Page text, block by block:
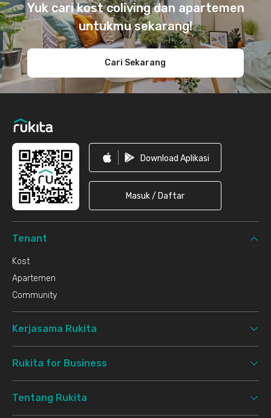
Yuk cari kost coliving dan apartemen
untukmu sekarang!
Cari Sekarang
Download Aplikasi
Masuk / Daftar
Tenant
Kost
Apartemen
Community
Kerjasama Rukita
Rukita for Business
Tentang Rukita